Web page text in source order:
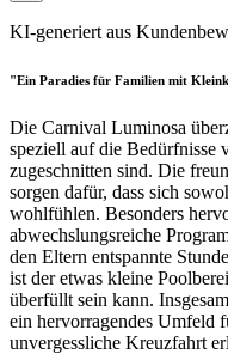
KI-generiert aus
"Ein Paradies für Familien mit
Die Carnival Luminosa
speziell auf die
zugeschnitten sind. Die
sorgen dafür, dass sich
wohlfühlen. Besonders
abwechslungsreiche
den Eltern entspannte
ist der etwas kleine
überfüllt sein kann.
ein hervorragendes Umfeld
unvergessliche Kreuzfahrt